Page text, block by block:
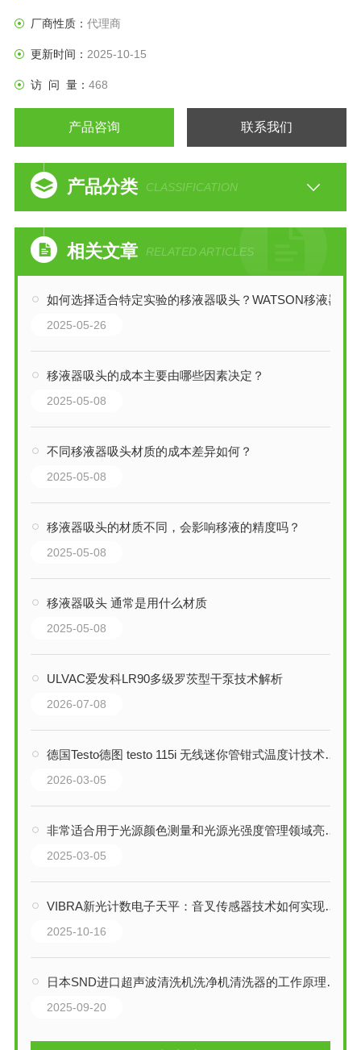
厂商性质： 代理商
更新时间： 2025-10-15
访 问 量： 468
产品咨询 联系我们
产品分类 CLASSIFICATION
相关文章 RELATED ARTICLES
如何选择适合特定实验的移液器吸头？WATSON移液器
2025-05-26
移液器吸头的成本主要由哪些因素决定？
2025-05-08
不同移液器吸头材质的成本差异如何？
2025-05-08
移液器吸头的材质不同，会影响移液的精度吗？
2025-05-08
移液器吸头 通常是用什么材质
2025-05-08
ULVAC爱发科LR90多级罗茨型干泵技术解析
2026-07-08
德国Testo德图 testo 115i 无线迷你管钳式温度计技术解析
2026-03-05
非常适合用于光源颜色测量和光源光强度管理领域亮度计 BM-7AC
2025-03-05
VIBRA新光计数电子天平：音叉传感器技术如何实现精密称重？
2025-10-16
日本SND进口超声波清洗机洗净机清洗器的工作原理是什么
2025-09-20